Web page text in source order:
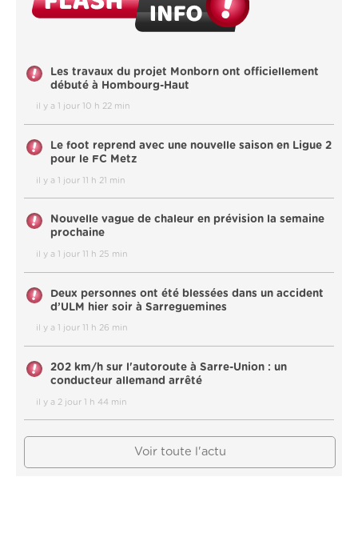
Les travaux du projet Monborn ont officiellement
débuté à Hombourg-Haut
il y a 1 jour 10 h 22 min
Le foot reprend avec une nouvelle saison en Ligue 2
pour le FC Metz
il y a 1 jour 11 h 21 min
Nouvelle vague de chaleur en prévision la semaine
prochaine
il y a 1 jour 11 h 25 min
Deux personnes ont été blessées dans un accident
d’ULM hier soir à Sarreguemines
il y a 1 jour 11 h 26 min
202 km/h sur l'autoroute à Sarre-Union : un
conducteur allemand arrêté
il y a 2 jour 1 h 44 min
Voir toute l'actu